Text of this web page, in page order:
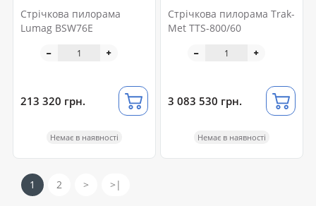
Стрічкова пилорама
Lumag BSW76E
213 320 грн.
Немає в наявності
Стрічкова пилорама Trak-
Met TTS-800/60
3 083 530 грн.
Немає в наявності
1 2 > >|